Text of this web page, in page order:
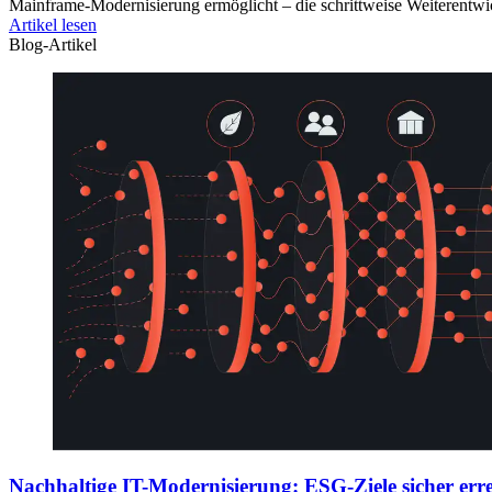
Mainframe-Modernisierung ermöglicht – die schrittweise
Artikel lesen
Blog-Artikel
Nachhaltige IT-Modernisierung: ESG-Ziele sicher